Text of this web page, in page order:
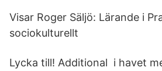
Visar Roger Säljö: Lärande i
sociokulturellt
Lycka till! Additional i havet